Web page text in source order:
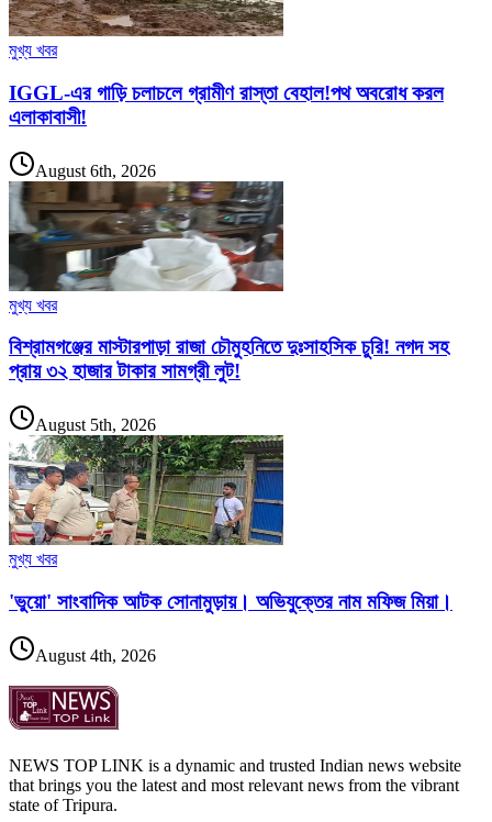
মুখ্য খবর
IGGL-এর গাড়ি চলাচলে গ্রামীণ রাস্তা বেহাল!পথ অবরোধ করল
এলাকাবাসী!
August 6th, 2026
মুখ্য খবর
বিশ্রামগঞ্জের মাস্টারপাড়া রাজা চৌমুহনিতে দুঃসাহসিক চুরি! নগদ সহ
প্রায় ৩২ হাজার টাকার সামগ্রী লুট!
August 5th, 2026
মুখ্য খবর
'ভুয়ো' সাংবাদিক আটক সোনামুড়ায়। অভিযুক্তের নাম মফিজ মিয়া।
August 4th, 2026
NEWS TOP LINK is a dynamic and trusted Indian news website
that brings you the latest and most relevant news from the vibrant
state of Tripura.